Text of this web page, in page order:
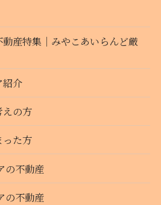
産特集｜みやこあいらんど厳
紹介
えの方
った方
の不動産
の不動産